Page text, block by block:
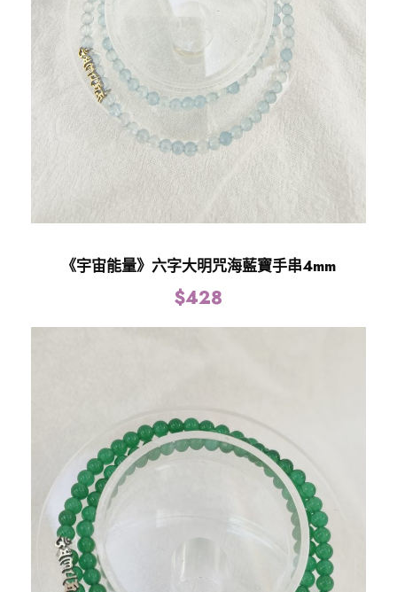
《宇宙能量》六字大明咒海藍寶手串4mm
$428